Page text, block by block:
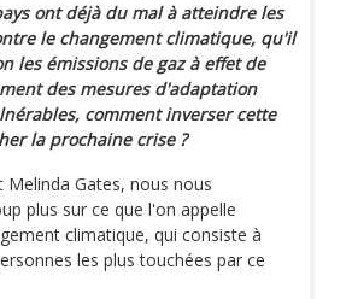
ont déjà du mal à atteindre les
le changement climatique, qu'il
les émissions de gaz à effet de
des mesures d'adaptation
comment inverser cette
la prochaine crise ?
Melinda Gates, nous nous
plus sur ce que l'on appelle
climatique, qui consiste à
les plus touchées par ce